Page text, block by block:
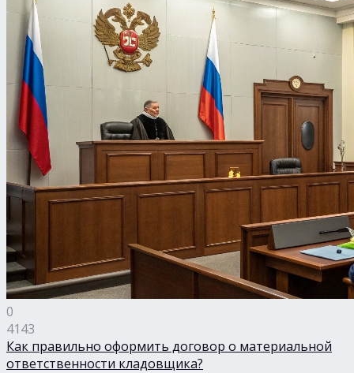
0
4143
Как правильно оформить договор о материальной
ответственности кладовщика?